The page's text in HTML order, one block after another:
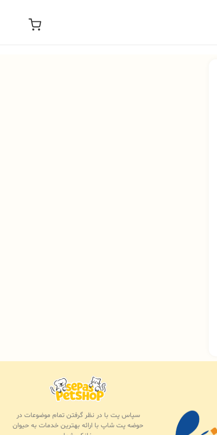
سپاس پت با در نظر گرفتن تمام موضوعات در
حوضه پت شاپ با ارائه بهترین خدمات به حیوان